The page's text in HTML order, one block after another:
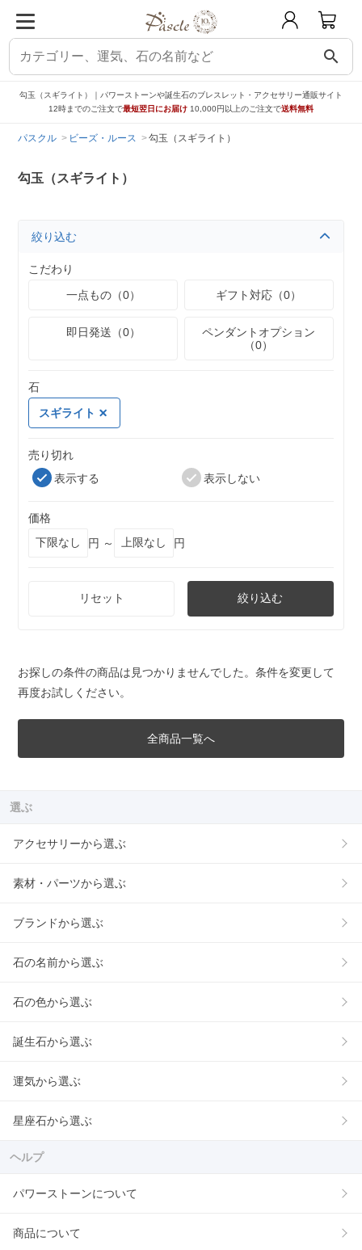
search
勾玉（スギライト）｜パワーストーンや誕生石のブレスレット・アクセサリー通販サイト
12時までのご注文で最短翌日にお届け 10,000円以上のご注文で送料無料
パスクル ビーズ・ルース 勾玉（スギライト）
勾玉（スギライト）
絞り込む
こだわり
一点もの（0）
ギフト対応（0）
即日発送（0）
ペンダントオプション
（0）
石
スギライト
売り切れ
表示する
表示しない
価格
円 ～
円
リセット 絞り込む
お探しの条件の商品は見つかりませんでした。条件を変更して
再度お試しください。
全商品一覧へ
選ぶ
アクセサリーから選ぶ
素材・パーツから選ぶ
ブランドから選ぶ
石の名前から選ぶ
石の色から選ぶ
誕生石から選ぶ
運気から選ぶ
星座石から選ぶ
ヘルプ
パワーストーンについて
商品について